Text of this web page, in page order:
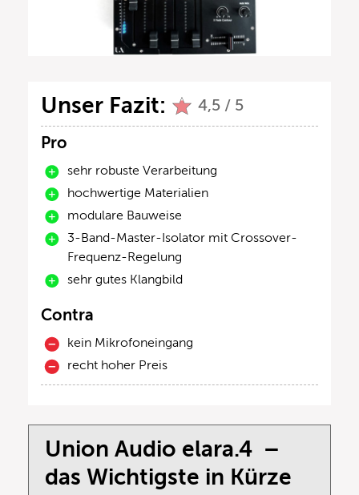
Unser Fazit: 4,5 / 5
Pro
sehr robuste Verarbeitung
hochwertige Materialien
modulare Bauweise
3-Band-Master-Isolator mit Crossover-
Frequenz-Regelung
sehr gutes Klangbild
Contra
kein Mikrofoneingang
recht hoher Preis
Union Audio elara.4 –
das Wichtigste in Kürze